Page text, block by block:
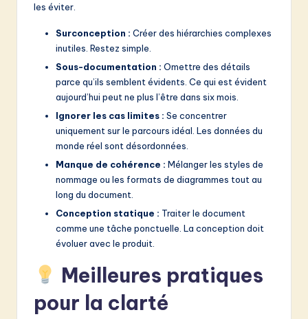
les éviter.
Surconception : Créer des hiérarchies complexes
inutiles. Restez simple.
Sous-documentation : Omettre des détails
parce qu’ils semblent évidents. Ce qui est évident
aujourd’hui peut ne plus l’être dans six mois.
Ignorer les cas limites : Se concentrer
uniquement sur le parcours idéal. Les données du
monde réel sont désordonnées.
Manque de cohérence : Mélanger les styles de
nommage ou les formats de diagrammes tout au
long du document.
Conception statique : Traiter le document
comme une tâche ponctuelle. La conception doit
évoluer avec le produit.
Meilleures pratiques
pour la clarté